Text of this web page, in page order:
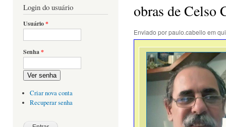
Login do usuário
Usuário*
Senha*
Ver senha
Criar nova conta
Recuperar senha
obras de Celso
Enviado porpaulo.cabello em